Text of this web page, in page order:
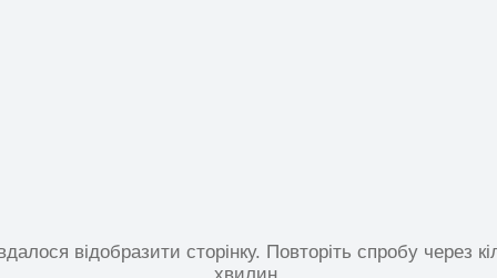
відобразити сторінку. Повторіть спробу через